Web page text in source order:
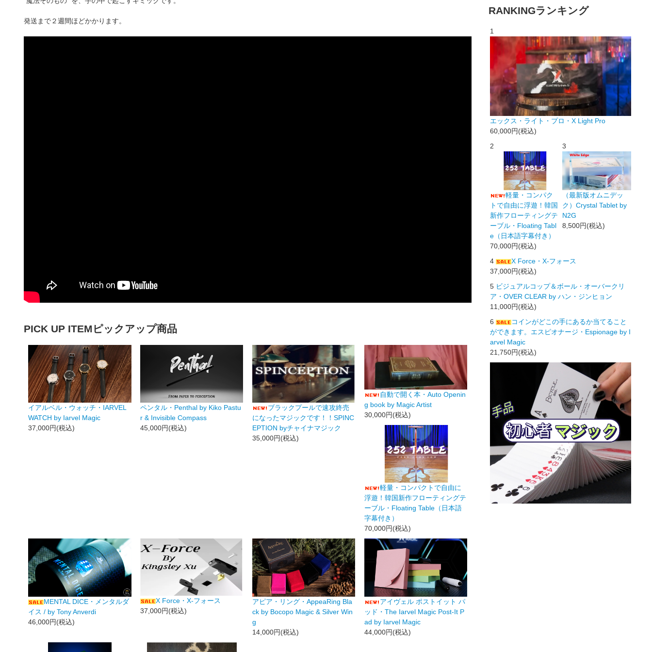
発送まで２週間ほどかかります。
PICK UP ITEM ピックアップ商品
イアルベル・ウォッチ・IARVEL
WATCH by Iarvel Magic
37,000円(税込)
ペンタル・Penthal by Kiko Pastu
r & Invisible Compass
45,000円(税込)
ブラックプールで速攻終売
になったマジックです！！SPINC
EPTION byチャイナマジック
35,000円(税込)
自動で開く本・Auto Openin
g book by Magic Artist
30,000円(税込)
軽量・コンパクトで自由に
浮遊！韓国新作フローティングテ
ーブル・Floating Table（日本語
字幕付き）
70,000円(税込)
MENTAL DICE・メンタルダ
イス / by Tony Anverdi
46,000円(税込)
X Force・X-フォース
37,000円(税込)
アピア・リング・AppeaRing Bla
ck by Bocopo Magic & Silver Win
g
14,000円(税込)
アイヴェル ポストイット パ
ッド・The Iarvel Magic Post-It P
ad by Iarvel Magic
44,000円(税込)
RANKINGランキング
1
エックス・ライト・プロ・X Light Pro
60,000円(税込)
2
軽量・コンパク
トで自由に浮遊！韓国
新作フローティングテ
ーブル・Floating Tabl
e（日本語字幕付き）
70,000円(税込)
3
（最新版オムニデッ
ク）Crystal Tablet by
N2G
8,500円(税込)
4
X Force・X-フォース
37,000円(税込)
5 ビジュアルコップ＆ボール・オーバークリ
ア・OVER CLEAR by ハン・ジンヒョン
11,000円(税込)
6
コインがどこの手にあるか当てること
ができます。エスピオナージ・Espionage by I
arvel Magic
21,750円(税込)